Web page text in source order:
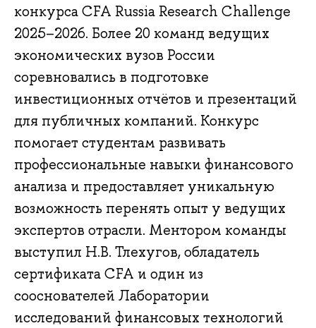
конкурса CFA Russia Research Challenge
2025–2026. Более 20 команд ведущих
экономических вузов России
соревновались в подготовке
инвестиционных отчётов и презентаций
для публичных компаний. Конкурс
помогает студентам развивать
профессиональные навыки финансового
анализа и предоставляет уникальную
возможность перенять опыт у ведущих
экспертов отрасли. Ментором команды
выступил Н.В. Тлехугов, обладатель
сертификата CFA и один из
сооснователей Лаборатории
исследований финансовых технологий